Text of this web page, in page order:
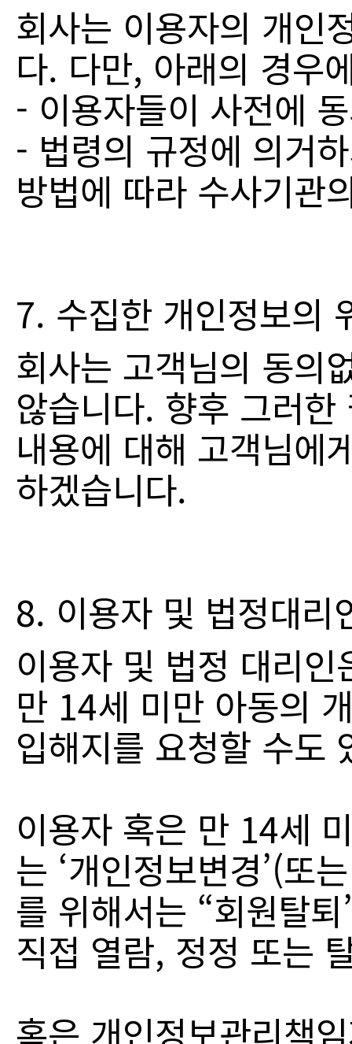
회사는 이용자의 개인
다. 다만, 아래의 경우
- 이용자들이 사전에
- 법령의 규정에 의거
방법에 따라 수사기관
7. 수집한 개인정보의
회사는 고객님의 동의
않습니다. 향후 그러
내용에 대해 고객님에
하겠습니다.
8. 이용자 및 법정대
이용자 및 법정 대리
만 14세 미만 아동의
입해지를 요청할 수도
이용자 혹은 만 14세
는 ‘개인정보변경’(또
를 위해서는 “회원탈
직접 열람, 정정 또는
혹은 개인정보관리책